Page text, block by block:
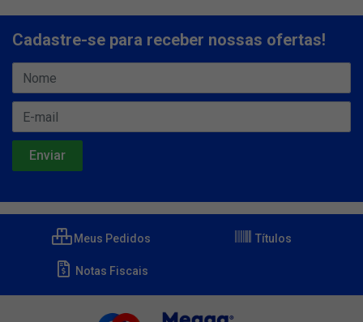
Cadastre-se para receber nossas ofertas!
Meus Pedidos Títulos
Notas Fiscais